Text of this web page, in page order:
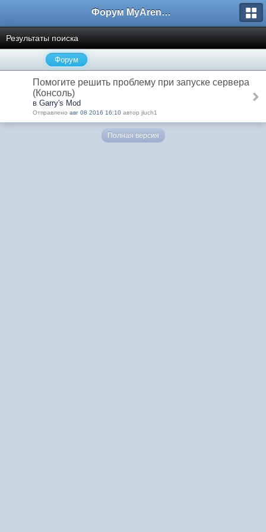
Форум MyArena.ru
Результаты поиска
Форум
Помогите решить проблему при запуске сервера
(Консоль)
в Garry's Mod
Отправлено авг 08 2016 16:10 автор jluch1
Полная версия